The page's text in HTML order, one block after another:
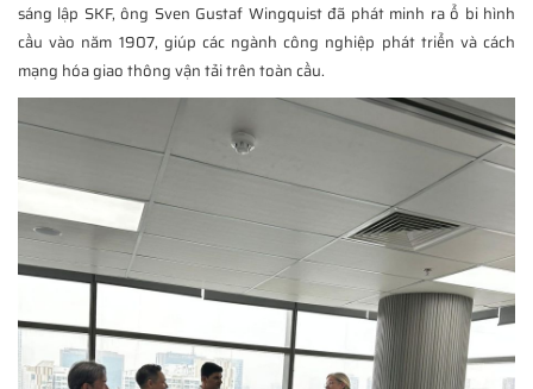
sáng lập SKF, ông Sven Gustaf Wingquist đã phát minh ra ổ bi hình
cầu vào năm 1907, giúp các ngành công nghiệp phát triển và cách
mạng hóa giao thông vận tải trên toàn cầu.